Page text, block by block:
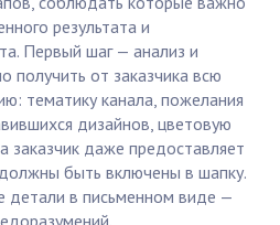
результата и
Первый шаг — анализ и
получить от заказчика всю
тематику канала, пожелания
дизайнов, цветовую
заказчик даже предоставляет
быть включены в шапку.
детали в письменном виде —